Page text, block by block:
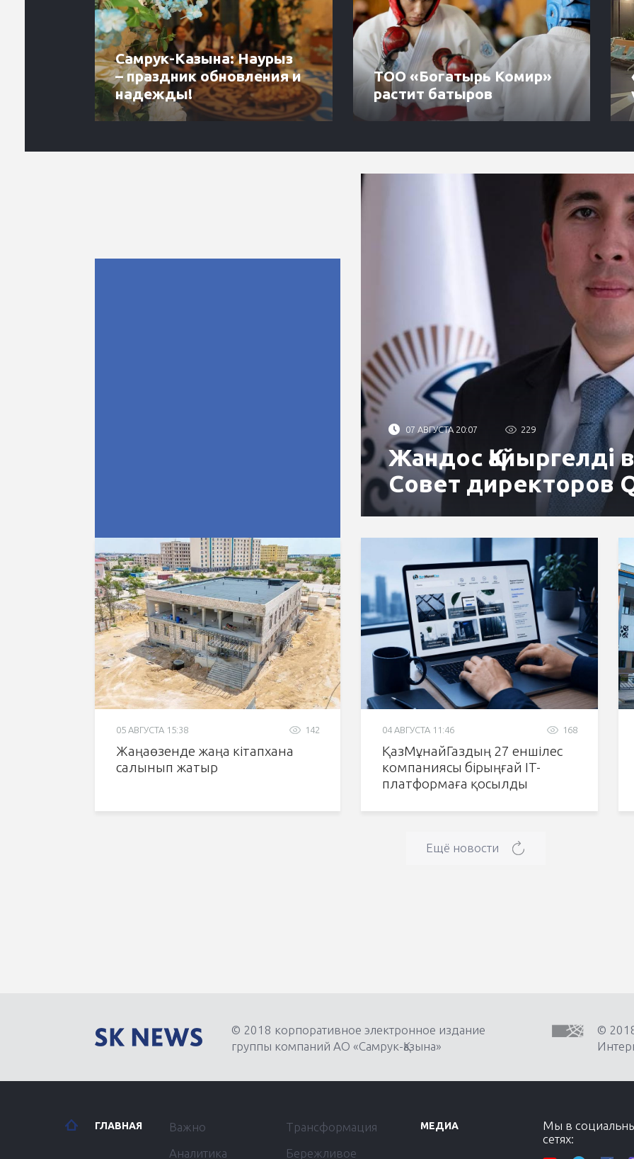
Самрук-Казына: Наурыз
– праздник обновления и
надежды!
ТОО «Богатырь Комир»
растит батыров
07 АВГУСТА 20:07 229
Жандос Қайыргелді
Совет директоров
142
05 АВГУСТА 15:38
Жаңаөзенде жаңа кітапхана
салынып жатыр
168
04 АВГУСТА 11:46
ҚазМұнайГаздың 27 еншілес
компаниясы бірыңғай IT-
платформаға қосылды
Ещё новости
© 2018 корпоративное электронное издание
группы компаний АО «Самрук-Қазына»
©
ГЛАВНАЯ
Важно
Аналитика
Трансформация
Бережливое
МЕДИА
Мы в
сетях: